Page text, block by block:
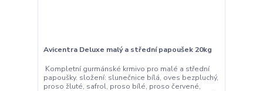
Avicentra Deluxe malý a střední papoušek 20kg
Kompletní gurmánské krmivo pro malé a střední
papoušky. složení: slunečnice bílá, oves bezpluchý,
proso žluté, safrol, proso bílé, proso červené,